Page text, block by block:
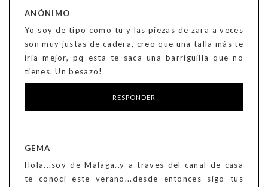
ANÓNIMO
Yo soy de tipo como tu y las piezas de zara a veces
son muy justas de cadera, creo que una talla más te
iría mejor, pq esta te saca una barriguilla que no
tienes. Un besazo!
RESPONDER
GEMA
Hola...soy de Malaga..y a traves del canal de casa
te conoci este verano...desde entonces sigo tus